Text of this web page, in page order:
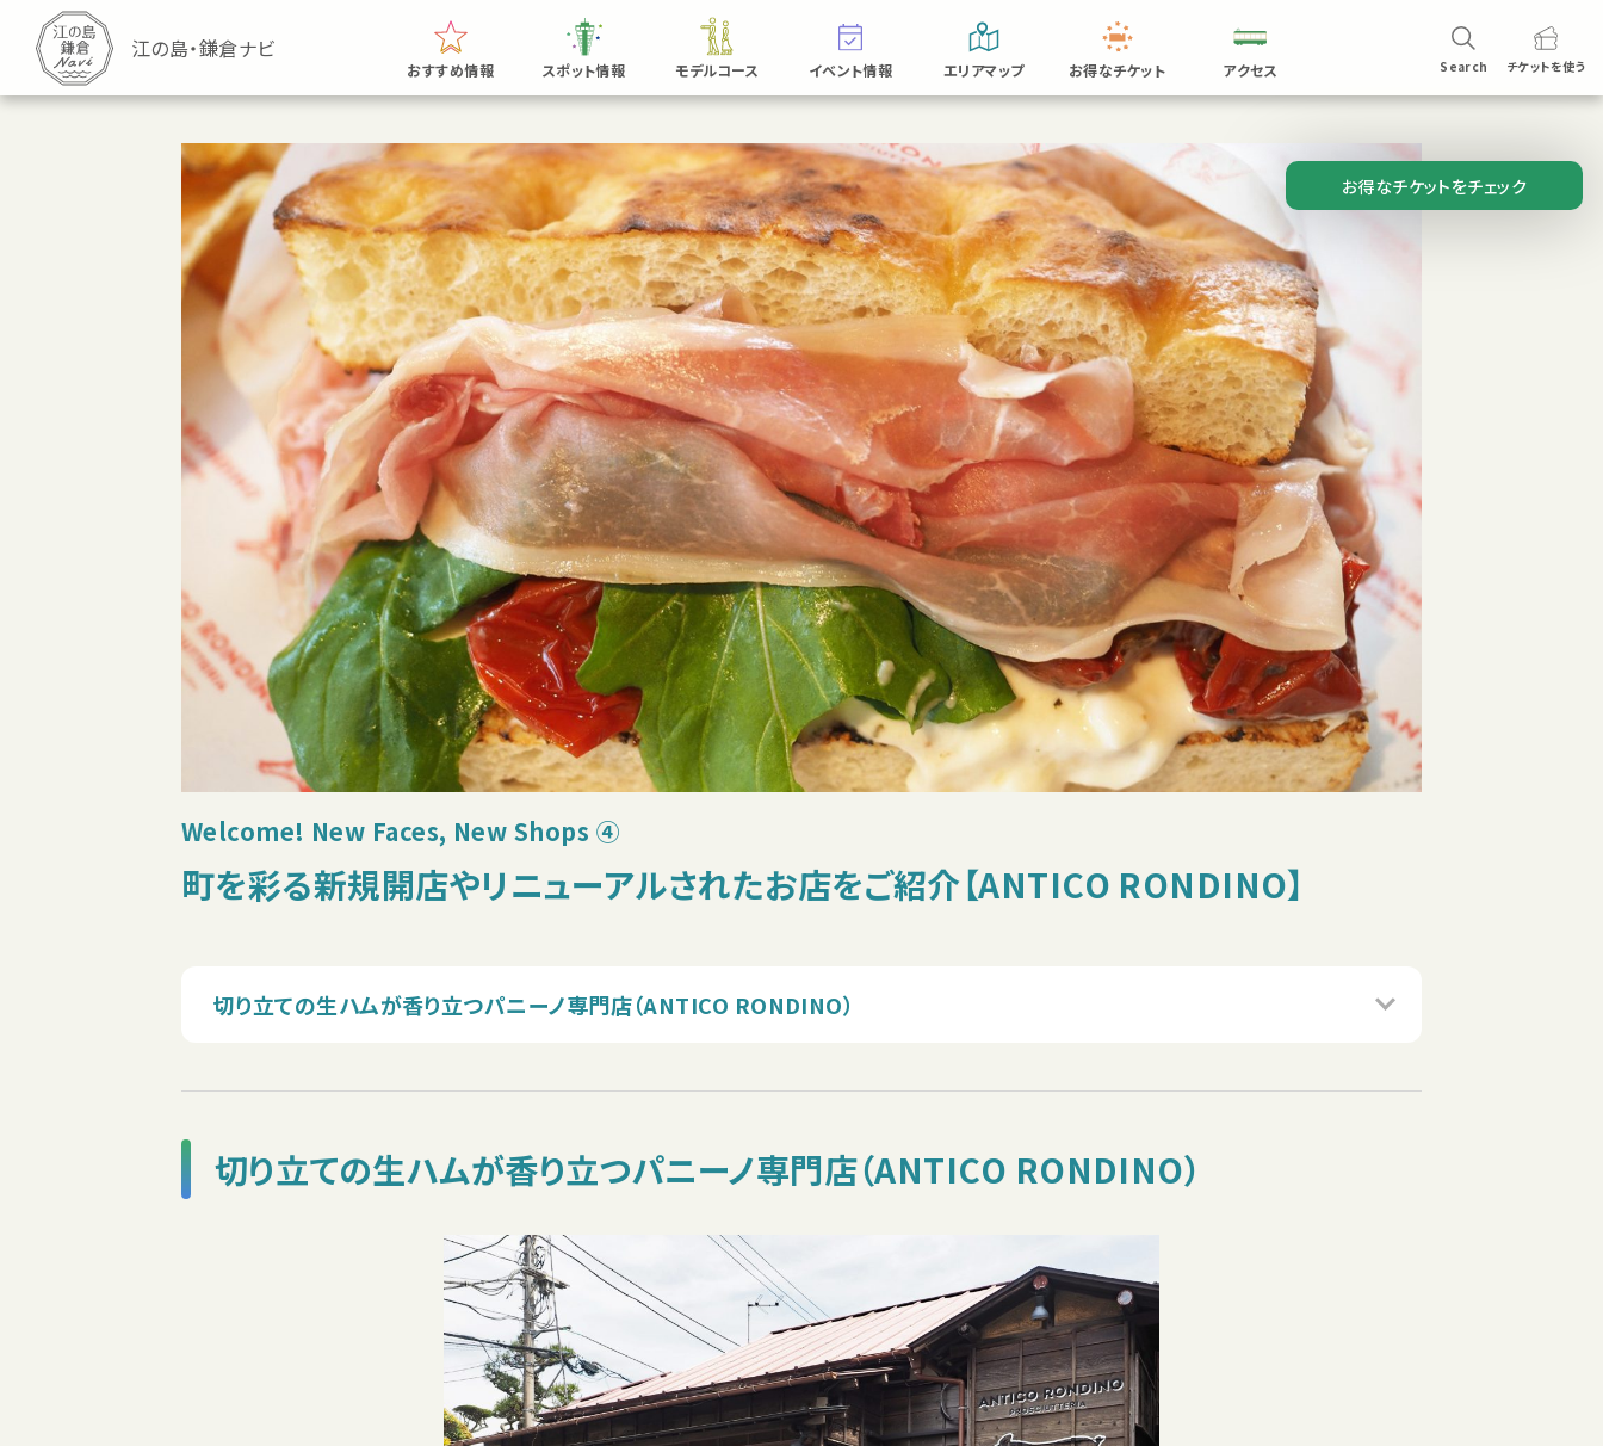
おすすめ情報 スポット情報 モデルコース イベント情報 エリアマップ お得なチケット アクセス Search チケットを使う
Welcome! New Faces, New Shops ④
町を彩る新規開店やリニューアルされたお店をご紹介【ANTICO RONDINO】
切り立ての生ハムが香り立つパニーノ専門店（ANTICO RONDINO）
切り立ての生ハムが香り立つパニーノ専門店（ANTICO RONDINO）
お得なチケットをチェック